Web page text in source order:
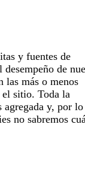
y fuentes de
de
las más o menos
el sitio. Toda la
agregada y, por lo
no sabremos